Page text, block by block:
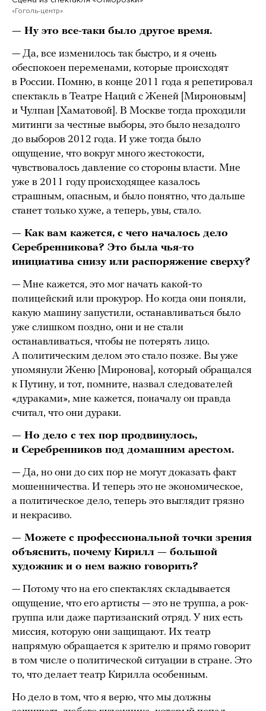
«Гоголь-центр»
— Ну это все-таки было другое время.
— Да, все изменилось так быстро, и я очень
обеспокоен переменами, которые происходят
в России. Помню, в конце 2011 года я репетировал
спектакль в Театре Наций с Женей [Мироновым]
и Чулпан [Хаматовой]. В Москве тогда проходили
митинги за честные выборы, это было незадолго
до выборов 2012 года. И уже тогда было
ощущение, что вокруг много жестокости,
чувствовалось давление со стороны власти. Мне
уже в 2011 году происходящее казалось
страшным, опасным, и было понятно, что дальше
станет только хуже, а теперь, увы, стало.
— Как вам кажется, с чего началось дело
Серебренникова? Это была чья-то
инициатива снизу или распоряжение сверху?
— Мне кажется, это мог начать какой-то
полицейский или прокурор. Но когда они поняли,
какую машину запустили, останавливаться было
уже слишком поздно, они и не стали
останавливаться, чтобы не потерять лицо.
А политическим делом это стало позже. Вы уже
упомянули Женю [Миронова], который обращался
к Путину, и тот, помните, назвал следователей
«дураками», мне кажется, поначалу он правда
считал, что они дураки.
— Но дело с тех пор продвинулось,
и Серебренников под домашним арестом.
— Да, но они до сих пор не могут доказать факт
мошенничества. И теперь это не экономическое,
а политическое дело, теперь это выглядит грязно
и некрасиво.
— Можете с профессиональной точки зрения
объяснить, почему Кирилл — большой
художник и о нем важно говорить?
— Потому что на его спектаклях складывается
ощущение, что его артисты — это не труппа, а рок-
группа или даже партизанский отряд. У них есть
миссия, которую они защищают. Их театр
напрямую обращается к зрителю и прямо говорит
в том числе о политической ситуации в стране. Это
то, что делает театр Кирилла особенным.
Но дело в том, что я верю, что мы должны